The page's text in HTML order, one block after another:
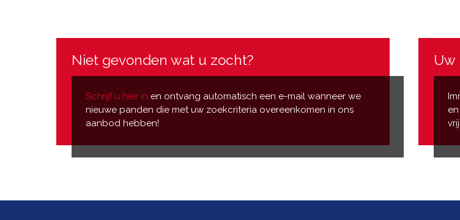
Niet gevonden wat u zocht?
Schrijf u hier in en ontvang automatisch een e-mail wanneer we
nieuwe panden die met uw zoekcriteria overeenkomen in ons
aanbod hebben!
Uw